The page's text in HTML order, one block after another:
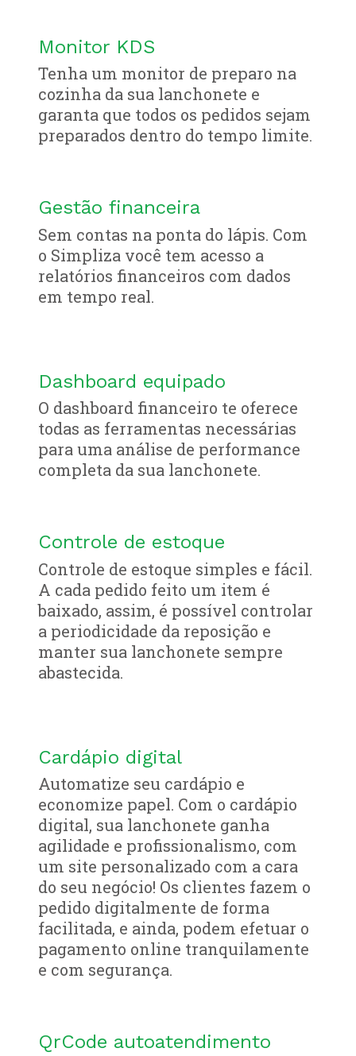
Monitor KDS
Tenha um monitor de preparo na
cozinha da sua lanchonete e
garanta que todos os pedidos sejam
preparados dentro do tempo limite.
Gestão financeira
Sem contas na ponta do lápis. Com
o Simpliza você tem acesso a
relatórios financeiros com dados
em tempo real.
Dashboard equipado
O dashboard financeiro te oferece
todas as ferramentas necessárias
para uma análise de performance
completa da sua lanchonete.
Controle de estoque
Controle de estoque simples e fácil.
A cada pedido feito um item é
baixado, assim, é possível controlar
a periodicidade da reposição e
manter sua lanchonete sempre
abastecida.
Cardápio digital
Automatize seu cardápio e
economize papel. Com o cardápio
digital, sua lanchonete ganha
agilidade e profissionalismo, com
um site personalizado com a cara
do seu negócio! Os clientes fazem o
pedido digitalmente de forma
facilitada, e ainda, podem efetuar o
pagamento online tranquilamente
e com segurança.
QrCode autoatendimento